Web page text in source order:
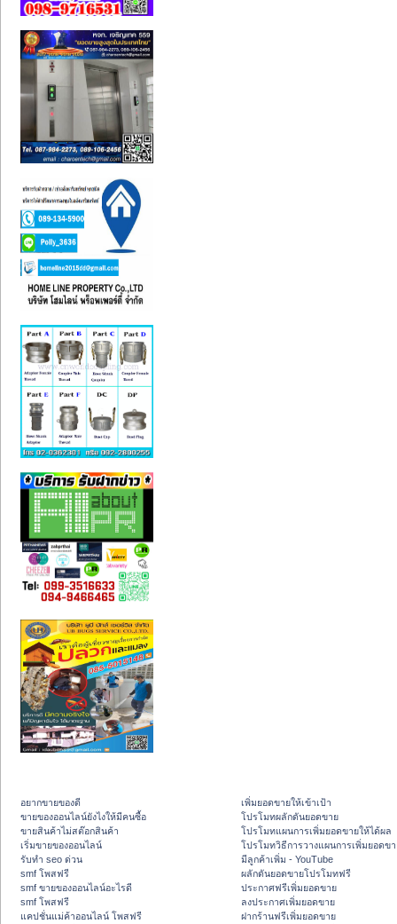
อยากขายของดี
ขายของออนไลน์ยังไงให้มีคนซื้อ
ขายสินค้าไม่สต๊อกสินค้า
เริ่มขายของออนไลน์
รับทำ seo ด่วน
smf โพสฟรี
smf ขายของออนไลน์อะไรดี
smf โพสฟรี
แคปชั่นแม่ค้าออนไลน์ โพสฟรี
เพิ่มยอดขายให้เข้าเป้า
โปรโมทผลักดันยอดขาย
โปรโมทแผนการเพิ่มยอดขายให้ได้ผล
โปรโมทวิธีการวางแผนการเพิ่มยอดข
มีลูกค้าเพิ่ม - YouTube
ผลักดันยอดขายโปรโมทฟรี
ประกาศฟรีเพิ่มยอดขาย
ลงประกาศเพิ่มยอดขาย
ฝากร้านฟรีเพิ่มยอดขาย